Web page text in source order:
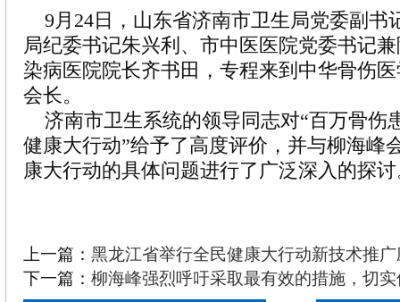
9月24日，山东省济南市卫生局党委副书
局纪委书记朱兴利、市中医医院党委书记
染病医院院长齐书田，专程来到中华骨伤
会长。
济南市卫生系统的领导同志对“百万骨伤
健康大行动”给予了高度评价，并与柳海峰
康大行动的具体问题进行了广泛深入的探
上一篇： 黑龙江省举行全民健康大行动新技术推
下一篇： 柳海峰强烈呼吁采取最有效的措施，切